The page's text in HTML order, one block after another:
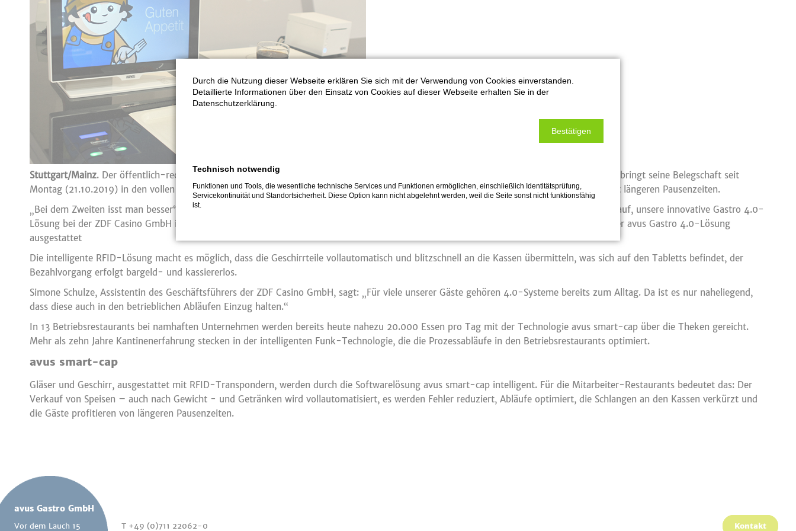
Stuttgart/Mainz. Der öffentlich-rechtliche Sender ZDF hat das Betriebsrestaurant am Hauptsitz in Mainz mit avus smart-cap optimiert und bringt seine Belegschaft seit
Montag (21.10.2019) in den vollen Genuss der modernen Gastro 4.0-Lösung. Die Gäste profitieren von kürzeren Warteschlangen und somit längeren Pausenzeiten.
„Bei dem Zweiten isst man besser“, bemerkt Dr. Wilfried Weiss, Geschäftsführer avus Gastro GmbH, mit einem Lächeln. „Wir sind stolz darauf, unsere innovative Gastro 4.0-
Lösung bei der ZDF Casino GmbH in Mainz installiert zu haben.“ Ende des Jahres wird bereits das zweite Betriebsrestaurant in Mainz mit der avus Gastro 4.0-Lösung
ausgestattet
Die intelligente RFID-Lösung macht es möglich, dass die Geschirrteile vollautomatisch und blitzschnell an die Kassen übermitteln, was sich auf den Tabletts befindet, der
Bezahlvorgang erfolgt bargeld- und kassiererlos.
Simone Schulze, Assistentin des Geschäftsführers der ZDF Casino GmbH, sagt: „Für viele unserer Gäste gehören 4.0-Systeme bereits zum Alltag. Da ist es nur naheliegend,
dass diese auch in den betrieblichen Abläufen Einzug halten.“
In 13 Betriebsrestaurants bei namhaften Unternehmen werden bereits heute nahezu 20.000 Essen pro Tag mit der Technologie avus smart-cap über die Theken gereicht.
Mehr als zehn Jahre Kantinenerfahrung stecken in der intelligenten Funk-Technologie, die die Prozessabläufe in den Betriebsrestaurants optimiert.
avus smart-cap
Gläser und Geschirr, ausgestattet mit RFID-Transpondern, werden durch die Softwarelösung avus smart-cap intelligent. Für die Mitarbeiter-Restaurants bedeutet das: Der
Verkauf von Speisen – auch nach Gewicht - und Getränken wird vollautomatisiert, es werden Fehler reduziert, Abläufe optimiert, die Schlangen an den Kassen verkürzt und
die Gäste profitieren von längeren Pausenzeiten.
avus Gastro GmbH
Vor dem Lauch 15 T +49 (0)711 22062-0 Kontakt
Durch die Nutzung dieser Webseite erklären Sie sich mit der Verwendung von Cookies einverstanden.
Detaillierte Informationen über den Einsatz von Cookies auf dieser Webseite erhalten Sie in der
Datenschutzerklärung.
Bestätigen
Technisch notwendig
Funktionen und Tools, die wesentliche technische Services und Funktionen ermöglichen, einschließlich Identitätsprüfung,
Servicekontinuität und Standortsicherheit. Diese Option kann nicht abgelehnt werden, weil die Seite sonst nicht funktionsfähig
ist.